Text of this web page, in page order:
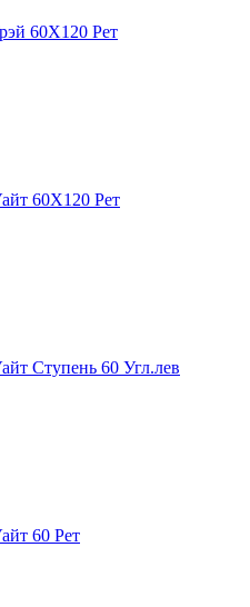
60X120 Рет
60X120 Рет
Ступень 60 Угл.лев
60 Рет